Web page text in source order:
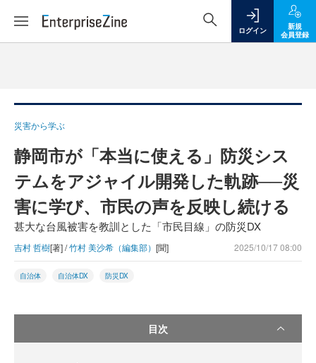
ログイン
新規
会員登録
災害から学ぶ
静岡市が「本当に使える」防災シス
テムをアジャイル開発した軌跡──災
害に学び、市民の声を反映し続ける
甚大な台風被害を教訓とした「市民目線」の防災DX
吉村 哲樹[著] /竹村 美沙希（編集部） [聞] 2025/10/17 08:00
自治体 自治体DX 防災DX
目次